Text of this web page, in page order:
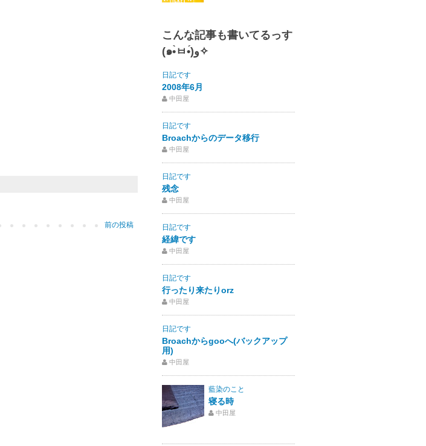
前の投稿
こんな記事も書いてるっす
(๑•̀ㅂ•́)و✧
日記です
2008年6月
中田屋
日記です
Broachからのデータ移行
中田屋
日記です
残念
中田屋
日記です
経緯です
中田屋
日記です
行ったり来たりorz
中田屋
日記です
Broachからgooへ(バックアップ
用)
中田屋
藍染のこと
寝る時
中田屋